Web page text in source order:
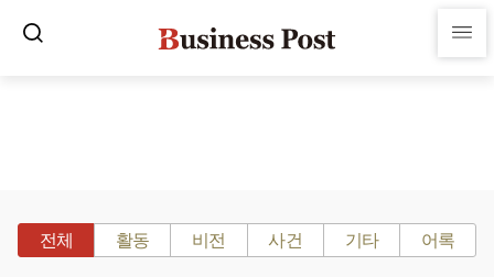
전체 활동 비전 사건 기타 어록